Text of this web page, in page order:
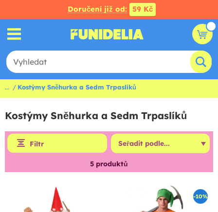
Doručení již od: 59 Kč
... Kostýmy Sněhurka a Sedm Trpaslíků
Kostýmy Sněhurka a Sedm Trpaslíků
Filtr
5 produktů
-10%